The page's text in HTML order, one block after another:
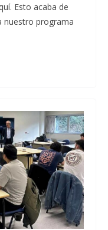
Esto acaba de
nuestro programa